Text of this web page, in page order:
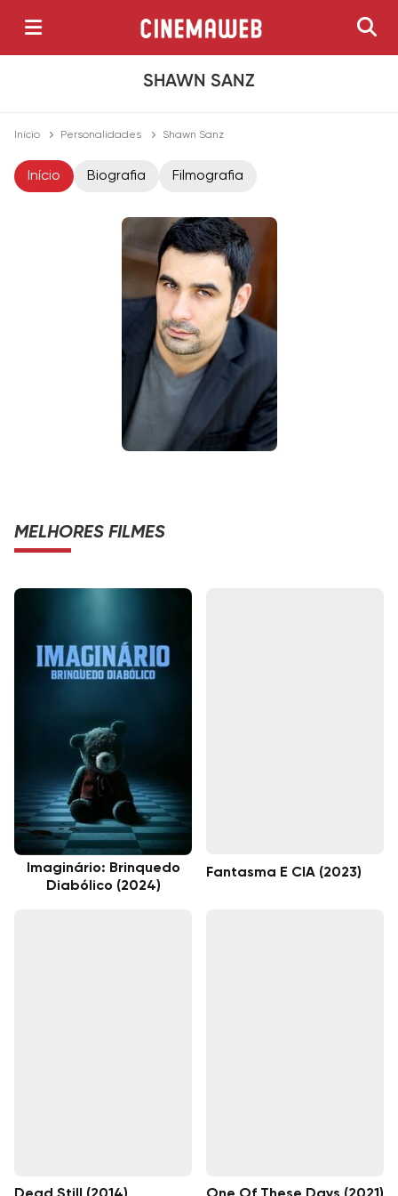
SHAWN SANZ
Início Personalidades Shawn Sanz
Início Biografia Filmografia
MELHORES FILMES
Imaginário: Brinquedo
Diabólico (2024)
Fantasma E CIA (2023)